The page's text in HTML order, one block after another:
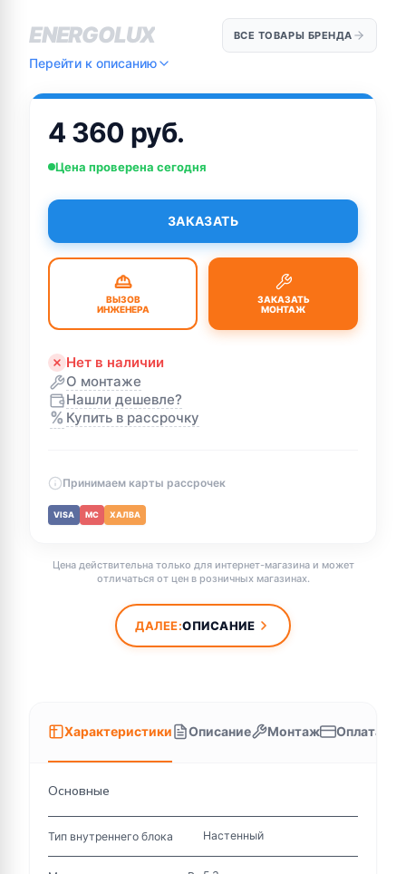
ENERGOLUX ВСЕ ТОВАРЫ БРЕНДА
Перейти к описанию
4 360 руб.
Цена проверена сегодня
ЗАКАЗАТЬ
ВЫЗОВ
ИНЖЕНЕРА
ЗАКАЗАТЬ
МОНТАЖ
Нет в наличии
О монтаже
Нашли дешевле?
% Купить в рассрочку
Принимаем карты рассрочек
VISA MC ХАЛВА
Цена действительна только для интернет-магазина и может
отличаться от цен в розничных магазинах.
ДАЛЕЕ:ОПИСАНИЕ
Характеристики Описание Монтаж Оплата
Основные
Тип внутреннего блока Настенный